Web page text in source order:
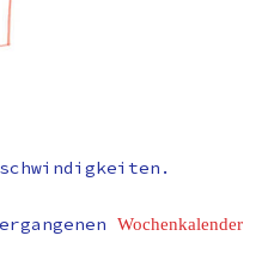
Wochenkalender